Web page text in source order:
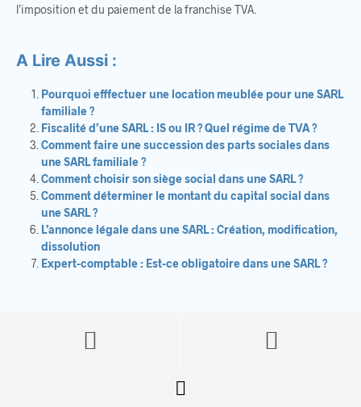
l’imposition et du paiement de la franchise TVA.
A Lire Aussi :
Pourquoi efffectuer une location meublée pour une SARL
familiale ?
Fiscalité d’une SARL : IS ou IR ? Quel régime de TVA ?
Comment faire une succession des parts sociales dans
une SARL familiale ?
Comment choisir son siège social dans une SARL ?
Comment déterminer le montant du capital social dans
une SARL ?
L’annonce légale dans une SARL : Création, modification,
dissolution
Expert-comptable : Est-ce obligatoire dans une SARL ?